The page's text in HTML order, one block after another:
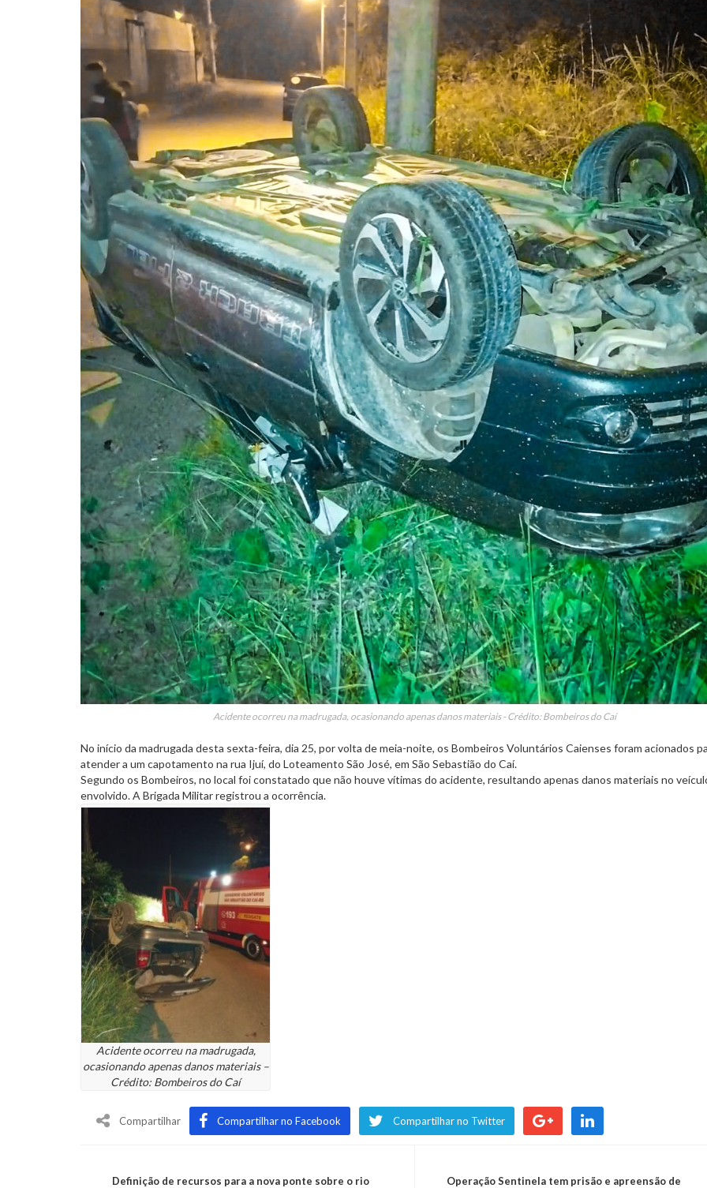
Acidente ocorreu na madrugada, ocasionando apenas danos materiais - Crédito: Bombeiros do Caí
No início da madrugada desta sexta-feira, dia 25, por volta de meia-noite, os Bombeiros Voluntários Caienses foram acionados
atender a um capotamento na rua Ijuí, do Loteamento São José, em São Sebastião do Caí.
Segundo os Bombeiros, no local foi constatado que não houve vítimas do acidente, resultando apenas danos materiais no
envolvido. A Brigada Militar registrou a ocorrência.
Acidente ocorreu na madrugada,
ocasionando apenas danos materiais –
Crédito: Bombeiros do Caí
Compartilhar Compartilhar no Facebook Compartilhar no Twitter
Definição de recursos para a nova ponte sobre o rio
Operação Sentinela tem prisão e apreensão de